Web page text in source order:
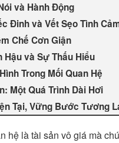
và Hành Động
Đinh và Vết Sẹo Tình
Chế Cơn Giận
Hậu và Sự Thấu Hiểu
Trong Mối Quan Hệ
Một Quá Trình Dài Hơi
Tại, Vững Bước Tương
hệ là tài sản vô giá mà